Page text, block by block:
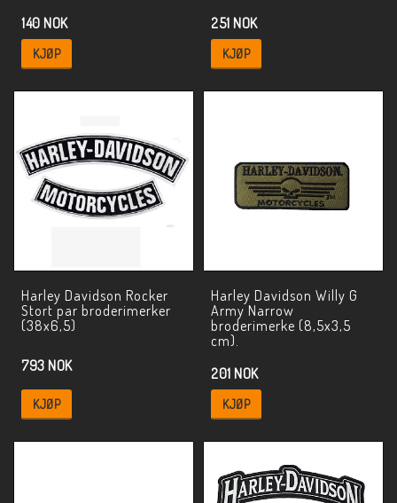
140 NOK
KJØP
251 NOK
KJØP
Harley Davidson Rocker
Stort par broderimerker
(38x6,5)
793 NOK
KJØP
Harley Davidson Willy G
Army Narrow
broderimerke (8,5x3,5
cm).
201 NOK
KJØP